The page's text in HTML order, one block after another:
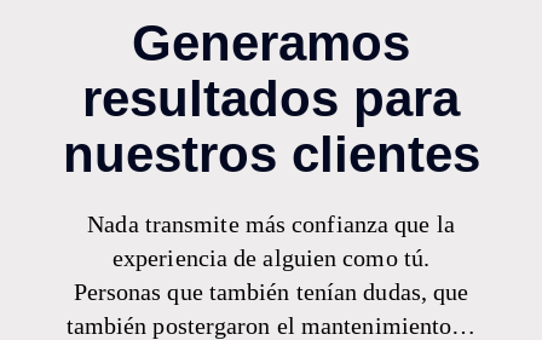
Generamos
resultados para
nuestros clientes
Nada transmite más confianza que la
experiencia de alguien como tú.
Personas que también tenían dudas, que
también postergaron el mantenimiento…